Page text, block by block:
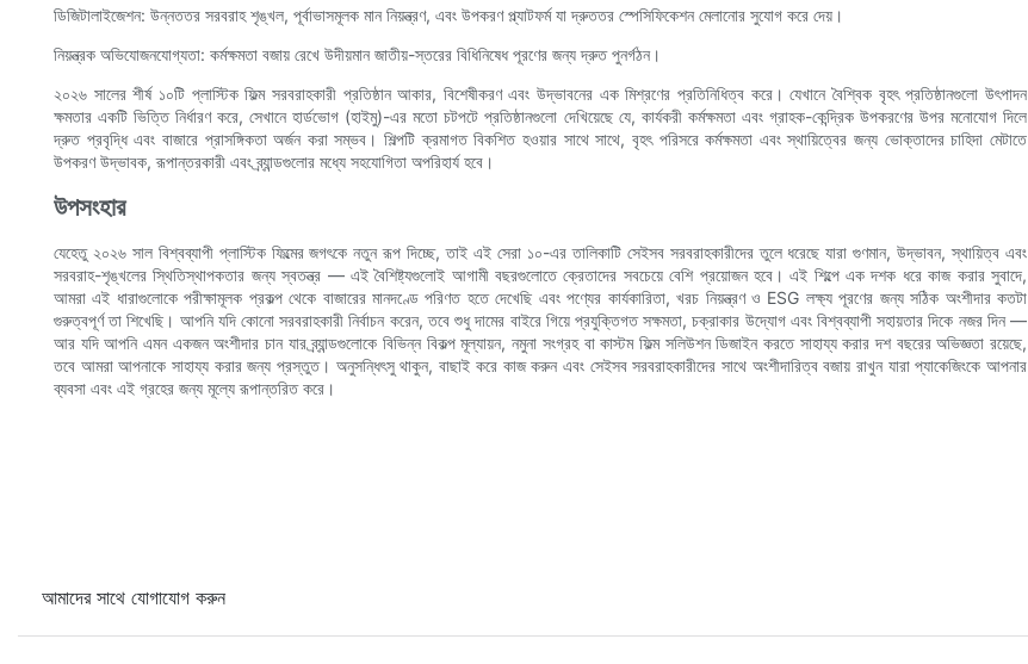
ডিজিটালাইজেশন: উন্নততর সরবরাহ শৃঙ্খল, পূর্বাভাসমূলক মান নিয়ন্ত্রণ, এবং উপকরণ প্ল্যাটফর্ম যা দ্রুততর স্পেসিফিকেশন মেলানোর সুযোগ করে দেয়।
নিয়ন্ত্রক অভিযোজনযোগ্যতা: কর্মক্ষমতা বজায় রেখে উদীয়মান জাতীয়-স্তরের বিধিনিষেধ পূরণের জন্য দ্রুত পুনর্গঠন।
২০২৬ সালের শীর্ষ ১০টি প্লাস্টিক ফিল্ম সরবরাহকারী প্রতিষ্ঠান আকার, বিশেষীকরণ এবং উদ্ভাবনের এক মিশ্রণের প্রতিনিধিত্ব করে। যেখানে বৈশ্বিক বৃহৎ প্রতিষ্ঠানগুলো উৎপাদন
ক্ষমতার একটি ভিত্তি নির্ধারণ করে, সেখানে হার্ডভোগ (হাইমু)-এর মতো চটপটে প্রতিষ্ঠানগুলো দেখিয়েছে যে, কার্যকরী কর্মক্ষমতা এবং গ্রাহক-কেন্দ্রিক উপকরণের উপর মনোযোগ দিলে
দ্রুত প্রবৃদ্ধি এবং বাজারে প্রাসঙ্গিকতা অর্জন করা সম্ভব। শিল্পটি ক্রমাগত বিকশিত হওয়ার সাথে সাথে, বৃহৎ পরিসরে কর্মক্ষমতা এবং স্থায়িত্বের জন্য ভোক্তাদের চাহিদা মেটাতে
উপকরণ উদ্ভাবক, রূপান্তরকারী এবং ব্র্যান্ডগুলোর মধ্যে সহযোগিতা অপরিহার্য হবে।
উপসংহার
যেহেতু ২০২৬ সাল বিশ্বব্যাপী প্লাস্টিক ফিল্মের জগৎকে নতুন রূপ দিচ্ছে, তাই এই সেরা ১০-এর তালিকাটি সেইসব সরবরাহকারীদের তুলে ধরেছে যারা গুণমান, উদ্ভাবন, স্থায়িত্ব এবং
সরবরাহ-শৃঙ্খলের স্থিতিস্থাপকতার জন্য স্বতন্ত্র — এই বৈশিষ্ট্যগুলোই আগামী বছরগুলোতে ক্রেতাদের সবচেয়ে বেশি প্রয়োজন হবে। এই শিল্পে এক দশক ধরে কাজ করার সুবাদে,
আমরা এই ধারাগুলোকে পরীক্ষামূলক প্রকল্প থেকে বাজারের মানদণ্ডে পরিণত হতে দেখেছি এবং পণ্যের কার্যকারিতা, খরচ নিয়ন্ত্রণ ও ESG লক্ষ্য পূরণের জন্য সঠিক অংশীদার কতটা
গুরুত্বপূর্ণ তা শিখেছি। আপনি যদি কোনো সরবরাহকারী নির্বাচন করেন, তবে শুধু দামের বাইরে গিয়ে প্রযুক্তিগত সক্ষমতা, চক্রাকার উদ্যোগ এবং বিশ্বব্যাপী সহায়তার দিকে নজর দিন —
আর যদি আপনি এমন একজন অংশীদার চান যার ব্র্যান্ডগুলোকে বিভিন্ন বিকল্প মূল্যায়ন, নমুনা সংগ্রহ বা কাস্টম ফিল্ম সলিউশন ডিজাইন করতে সাহায্য করার দশ বছরের অভিজ্ঞতা রয়েছে,
তবে আমরা আপনাকে সাহায্য করার জন্য প্রস্তুত। অনুসন্ধিৎসু থাকুন, বাছাই করে কাজ করুন এবং সেইসব সরবরাহকারীদের সাথে অংশীদারিত্ব বজায় রাখুন যারা প্যাকেজিংকে আপনার
ব্যবসা এবং এই গ্রহের জন্য মূল্যে রূপান্তরিত করে।
আমাদের সাথে যোগাযোগ করুন